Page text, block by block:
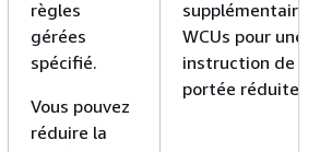
règles
gérées
spécifié.
Vous pouvez
réduire la
supplémentaire
WCUs pour une
instruction de
portée réduite.